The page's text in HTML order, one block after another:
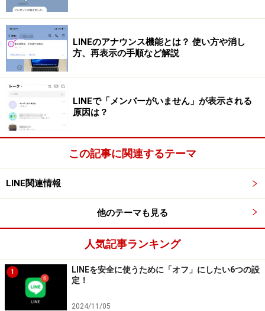
友だちの名前を変更しても、
がっているほかの友だちに、変更後の名前は表示されま
せん。ですので、自分だけがわかる名前に変更が可能な
のです。ただし、その名前を見た相手が不快に思うよう
な名前にするのはやめましょう。
もし相手が名前を変更しても、自分で設定した名前が優
先的に表示されるので、相手の変更後の名前は自分の
LINEアプリに表示されないということもおぼえておきま
変更した友だちの名前をもとに戻す方法
友だちの名前を元の表示名に戻したい場合は、同じ手順
で行います。
LINEのアナウンス機能とは？ 使い方や消し
方、再表示の手順など解説
LINEで「メンバーがいません」が表示される
原因は？
この記事に関連するテーマ
LINE関連情報
他のテーマも見る
人気記事ランキング
1
LINEを安全に使うために「オフ」にしたい6つの設
定！
2024/11/05